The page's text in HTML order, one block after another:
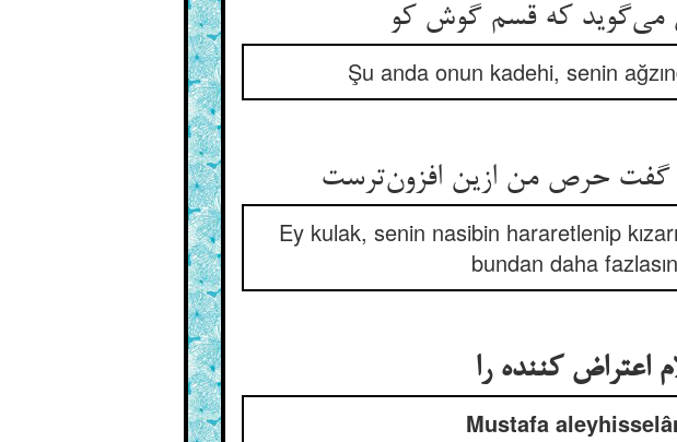
می‌گوید که قسم گوش کو
Şu anda onun kadehi, senin
حرص من ازین افزون‌ترست
Ey kulak, senin nasibin hararetlenip
bundan daha
اعتراض کننده را
Mustafa